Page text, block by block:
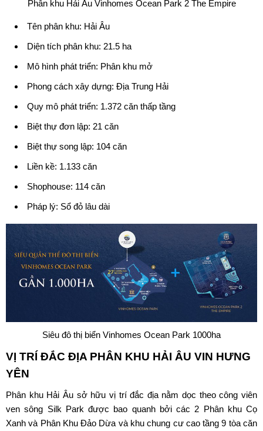
Phân khu Hải Âu Vinhomes Ocean Park 2 The Empire
Tên phân khu: Hải Âu
Diện tích phân khu: 21.5 ha
Mô hình phát triển: Phân khu mở
Phong cách xây dựng: Địa Trung Hải
Quy mô phát triển: 1.372 căn thấp tầng
Biệt thự đơn lập: 21 căn
Biệt thự song lập: 104 căn
Liền kề: 1.133 căn
Shophouse: 114 căn
Pháp lý: Sổ đỏ lâu dài
Siêu đô thị biển Vinhomes Ocean Park 1000ha
VỊ TRÍ ĐẮC ĐỊA PHÂN KHU HẢI ÂU VIN HƯNG
YÊN
Phân khu Hải Âusở hữu vị trí đắc địa nằm dọc theo công viên
ven sông Silk Park được bao quanh bởi các 2 Phân khu Cọ
Xanh và Phân Khu Đảo Dừa và khu chung cư cao tầng 9 tòa căn